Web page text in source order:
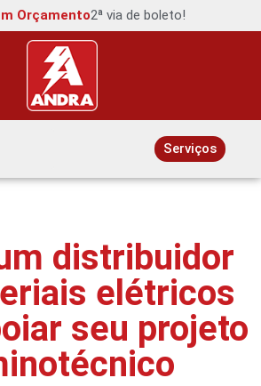
Orçamento2ª via de boleto!
Serviços
distribuidor
elétricos
seu projeto